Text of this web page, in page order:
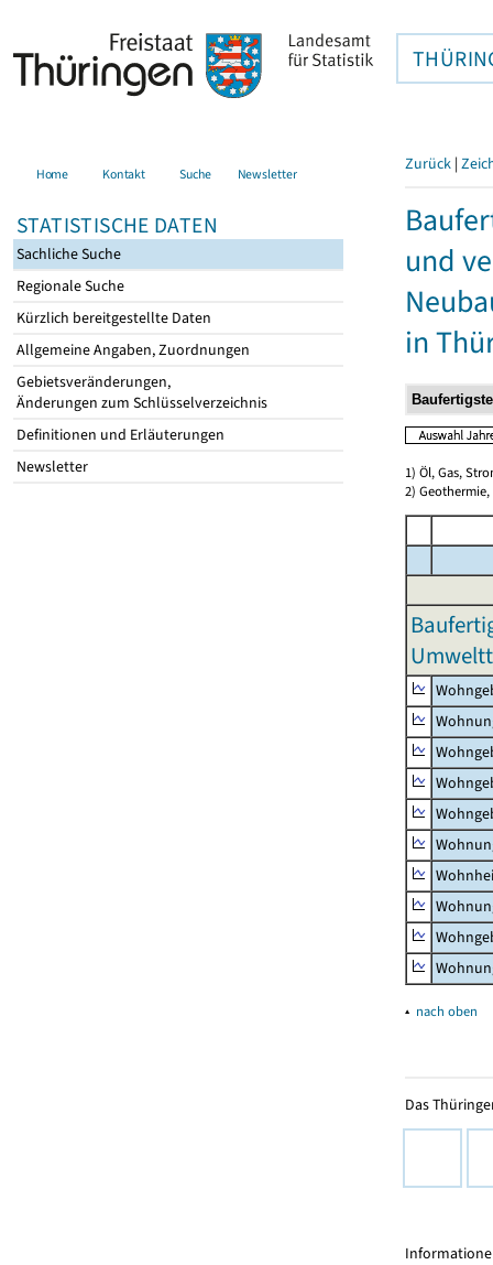
Home Kontakt Suche Newsletter
STATISTISCHE DATEN
Sachliche Suche
Regionale Suche
Kürzlich bereitgestellte Daten
Allgemeine Angaben, Zuordnungen
Gebietsveränderungen,
Änderungen zum Schlüsselverzeichnis
Definitionen und Erläuterungen
Newsletter
Zurück |
und
in
1) Öl, Gas,
2)
▴ nach oben
Das